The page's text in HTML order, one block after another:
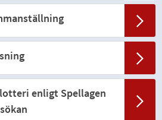
enligt Spellagen